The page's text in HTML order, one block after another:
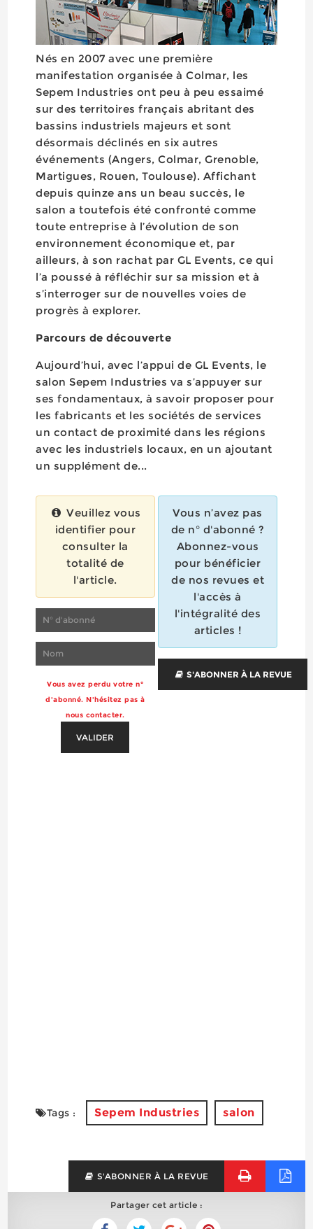
Nés en 2007 avec une première
manifestation organisée à Colmar, les
Sepem Industries ont peu à peu essaimé
sur des territoires français abritant des
bassins industriels majeurs et sont
désormais déclinés en six autres
événements (Angers, Colmar, Grenoble,
Martigues, Rouen, Toulouse). Affichant
depuis quinze ans un beau succès, le
salon a toutefois été confronté comme
toute entreprise à l’évolution de son
environnement économique et, par
ailleurs, à son rachat par GL Events, ce qui
l’a poussé à réfléchir sur sa mission et à
s’interroger sur de nouvelles voies de
progrès à explorer.
Parcours de découverte
Aujourd’hui, avec l’appui de GL Events, le
salon Sepem Industries va s’appuyer sur
ses fondamentaux, à savoir proposer pour
les fabricants et les sociétés de services
un contact de proximité dans les régions
avec les industriels locaux, en un ajoutant
un supplément de...
Veuillez vous
identifier pour
consulter la
totalité de
l'article.
Vous avez perdu votre n°
d'abonné. N'hésitez pas à
nous contacter.
VALIDER
Vous n’avez pas
de n° d'abonné ?
Abonnez-vous
pour bénéficier
de nos revues et
l'accès à
l'intégralité des
articles !
S'ABONNER À LA REVUE
Tags : Sepem Industries salon
S'ABONNER À LA REVUE
Partager cet article :